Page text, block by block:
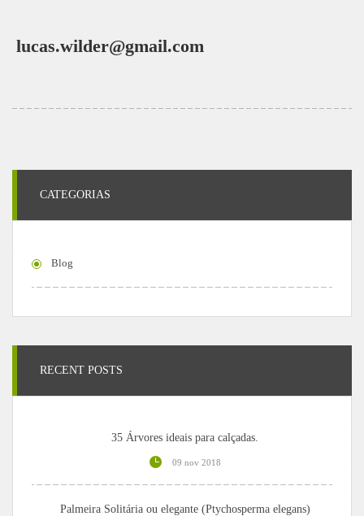
lucas.wilder@gmail.com
CATEGORIAS
Blog
RECENT POSTS
35 Árvores ideais para calçadas.
09 nov 2018
Palmeira Solitária ou elegante (Ptychosperma elegans)